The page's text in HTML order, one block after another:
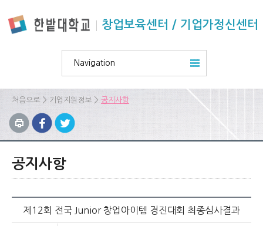
창업보육센터 / 기업가정신센터
Navigation
처음으로 > 기업지원정보 > 공지사항
공지사항
제12회 전국 Junior 창업아이템 경진대회 최종심사결과